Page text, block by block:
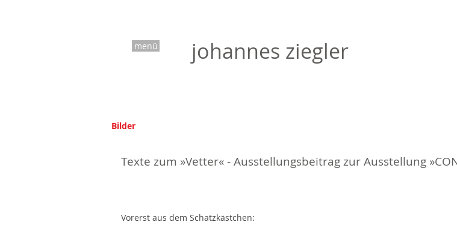
menü johannes ziegler
Bilder
Texte zum »Vetter« - Ausstellungsbeitrag zur Ausstellung
Vorerst aus dem Schatzkästchen: